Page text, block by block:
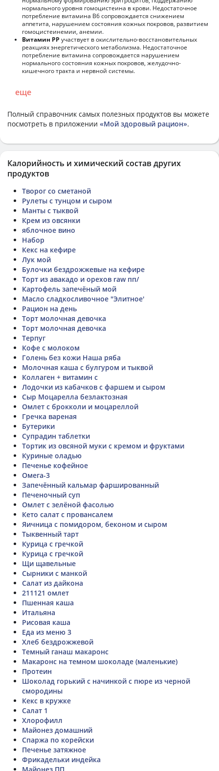
нормального уровня гомоцистеина в крови. Недостаточное
потребление витамина В6 сопровождается снижением
аппетита, нарушением состояния кожных покровов, развитием
гомоцистеинемии, анемии.
Витамин РР участвует в окислительно-восстановительных
реакциях энергетического метаболизма. Недостаточное
потребление витамина сопровождается нарушением
нормального состояния кожных покровов, желудочно-
кишечного тракта и нервной системы.
еще
Полный справочник самых полезных продуктов вы можете
посмотреть в приложении «Мой здоровый рацион».
Калорийность и химический состав других
продуктов
Творог со сметаной
Рулеты с тунцом и сыром
Манты с тыквой
Крем из овсянки
яблочное вино
Набор
Кекс на кефире
Лук мой
Булочки бездрожжевые на кефире
Торт из авакадо и орехов raw пп/
Картофель запечёный мой
Масло сладкосливочное "Элитное'
Рацион на день
Торт молочная девочка
Торт молочная девочка
Терпуг
Кофе с молоком
Голень без кожи Наша ряба
Молочная каша с булгуром и тыквой
Коллаген + витамин с
Лодочки из кабачков с фаршем и сыром
Сыр Моцарелла безлактозная
Омлет с брокколи и моцареллой
Гречка вареная
Бутерики
Супрадин таблетки
Тортик из овсяной муки с кремом и фруктами
Куриные оладью
Печенье кофейное
Омега-3
Запечённый кальмар фаршированный
Печеночный суп
Омлет с зелёной фасолью
Кето салат с провансалем
Яичница с помидором, беконом и сыром
Тыквенный тарт
Курица с гречкой
Курица с гречкой
Щи щавельные
Сырники с манкой
Салат из дайкона
211121 омлет
Пшенная каша
Итальяна
Рисовая каша
Еда из меню 3
Хлеб бездрожжевой
Темный ганаш макаронс
Макаронс на темном шоколаде (маленькие)
Протеин
Шоколад горький с начинкой с пюре из черной
смородины
Кекс в кружке
Салат 1
Хлорофилл
Майонез домашний
Спаржа по корейски
Печенье затяжное
Фрикадельки индейка